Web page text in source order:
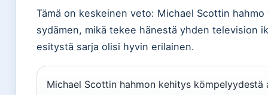
Tämä on keskeinen veto: Michael Scottin
sydämen, mikä tekee hänestä yhden television
esitystä sarja olisi hyvin erilainen.
Michael Scottin hahmon kehitys